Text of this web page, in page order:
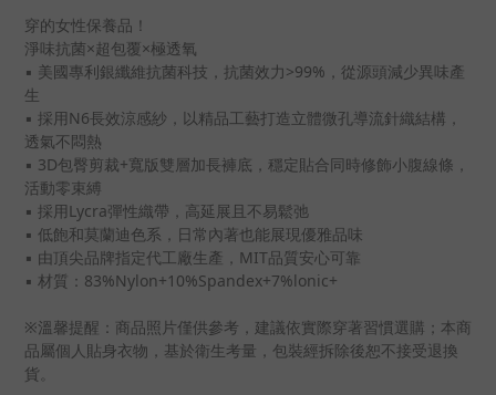
穿的女性保養品！
淨味抗菌×超包覆×極透氧
▪ 美國專利銀纖維抗菌科技，抗菌效力>99%，從源頭減少異味產
生
▪ 採用N6長效涼感紗，以精品工藝打造立體微孔導流針織結構，
透氣不悶熱
▪ 3D包臀剪裁+寬版雙層加長褲底，穩定貼合同時修飾小腹線條，
活動零束縛
▪ 採用Lycra彈性織帶，高延展且不易鬆弛
▪ 低飽和莫蘭迪色系，日常內著也能展現優雅品味
▪ 由頂尖品牌指定代工廠生產，MIT品質安心可靠
▪ 材質：83%Nylon+10%Spandex+7%lonic+
※溫馨提醒：商品照片僅供參考，建議依實際穿著習慣選購；本商
品屬個人貼身衣物，基於衛生考量，包裝經拆除後恕不接受退換
貨。